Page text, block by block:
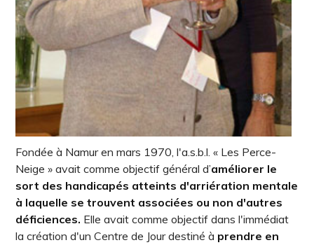
Fondée à Namur en mars 1970, l'a.s.b.l. « Les Perce-
Neige » avait comme objectif général d’améliorer le
sort des handicapés atteints d'arriération mentale
à laquelle se trouvent associées ou non d'autres
déficiences. Elle avait comme objectif dans l'immédiat
la création d'un Centre de Jour destiné à prendre en